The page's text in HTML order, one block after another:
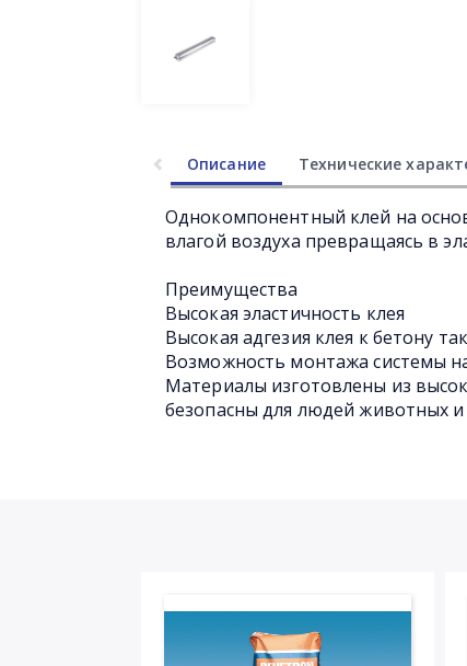
Описание Технические
Однокомпонентный клей на
влагой воздуха превращаясь в
Преимущества
Высокая эластичность клея
Высокая адгезия клея к бетону
Возможность монтажа системы
Материалы изготовлены из
безопасны для людей животных